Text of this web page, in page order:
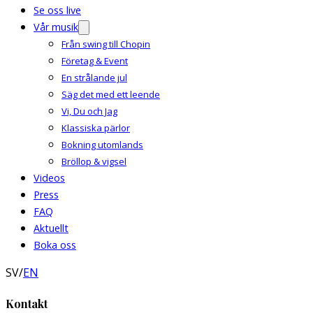
Se oss live
Vår musik
Från swing till Chopin
Företag & Event
En strålande jul
Säg det med ett leende
Vi, Du och Jag
Klassiska pärlor
Bokning utomlands
Bröllop & vigsel
Videos
Press
FAQ
Aktuellt
Boka oss
SV/EN
Kontakt